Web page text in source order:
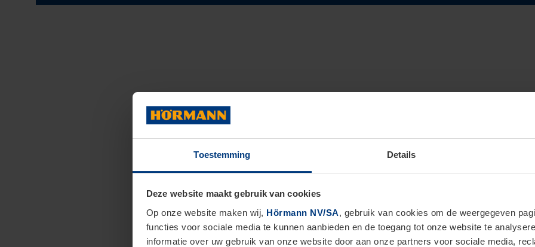
Toestemming Details
Deze website maakt gebruik van cookies
Op onze website maken wij, Hörmann NV/SA, gebruik van cookies om de weergegeven
functies voor sociale media te kunnen aanbieden en de toegang tot onze website te
informatie over uw gebruik van onze website door aan onze partners voor sociale media,